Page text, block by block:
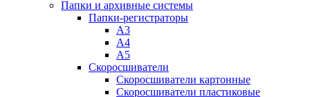
Папки и архивные системы
Папки-регистраторы
А3
А4
А5
Скоросшиватели
Скоросшиватели картонные
Скоросшиватели пластиковые